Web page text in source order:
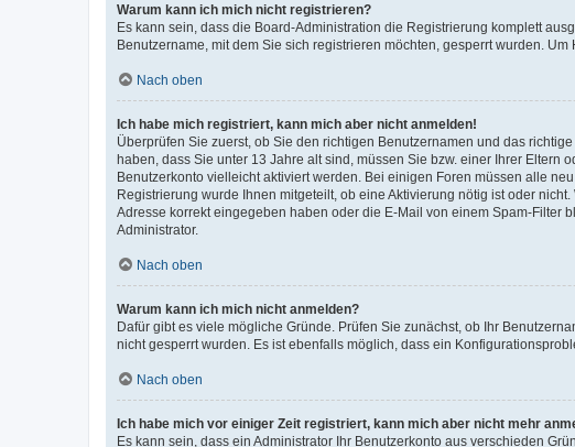
Warum kann ich mich nicht registrieren?
Es kann sein, dass die Board-Administration die Registrierung komplett
Benutzername, mit dem Sie sich registrieren möchten, gesperrt wurden.
Nach oben
Ich habe mich registriert, kann mich aber nicht anmelden!
Überprüfen Sie zuerst, ob Sie den richtigen Benutzernamen und das
haben, dass Sie unter 13 Jahre alt sind, müssen Sie bzw. einer Ihrer
Benutzerkonto vielleicht aktiviert werden. Bei einigen Foren müssen alle
Registrierung wurde Ihnen mitgeteilt, ob eine Aktivierung nötig ist oder
Adresse korrekt eingegeben haben oder die E-Mail von einem Spam-Filter
Administrator.
Nach oben
Warum kann ich mich nicht anmelden?
Dafür gibt es viele mögliche Gründe. Prüfen Sie zunächst, ob Ihr
nicht gesperrt wurden. Es ist ebenfalls möglich, dass ein
Nach oben
Ich habe mich vor einiger Zeit registriert, kann mich aber nicht mehr
Es kann sein, dass ein Administrator Ihr Benutzerkonto aus verschieden